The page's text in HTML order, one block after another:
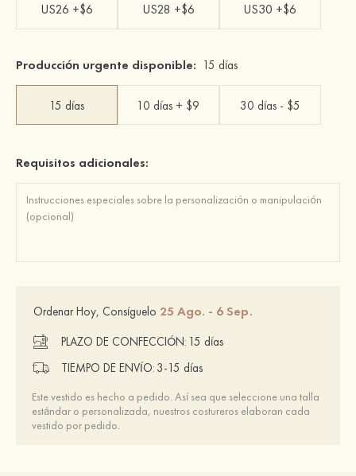
US26 +$6 US28 +$6 US30 +$6
Producción urgente disponible: 15 días
15 días 10 días + $9 30 días - $5
Requisitos adicionales:
Ordenar Hoy, Consíguelo 25 Ago. - 6 Sep.
PLAZO DE CONFECCIÓN: 15 días
TIEMPO DE ENVÍO: 3-15 días
Este vestido es hecho a pedido. Así sea que seleccione una talla
estándar o personalizada, nuestros costureros elaboran cada
vestido por pedido.